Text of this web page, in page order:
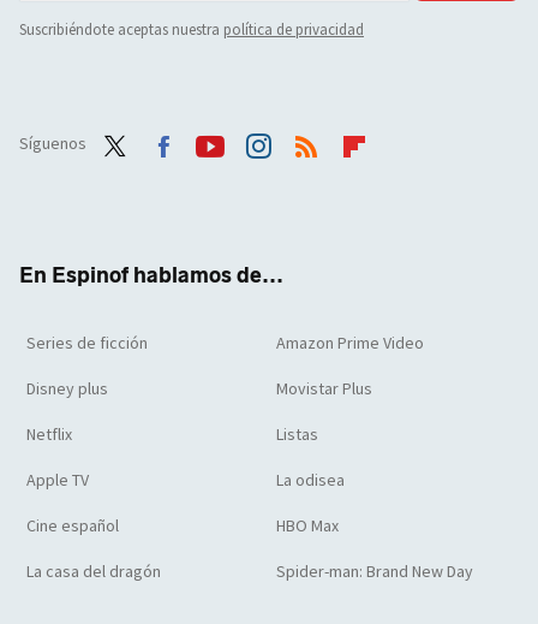
Suscribiéndote aceptas nuestra política de privacidad
Síguenos
En Espinof hablamos de...
Series de ficción Amazon Prime Video
Disney plus Movistar Plus
Netflix Listas
Apple TV La odisea
Cine español HBO Max
La casa del dragón Spider-man: Brand New Day